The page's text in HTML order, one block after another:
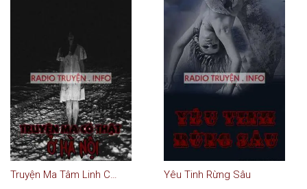
Truyện Ma Tâm Linh Có Thật Ở Hà Nội Yêu Tinh Rừng Sâu